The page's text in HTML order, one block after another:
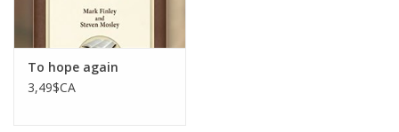
To hope again
3,49$CA